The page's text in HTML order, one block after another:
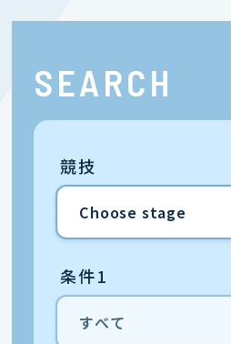
SEARCH
競技
条件1